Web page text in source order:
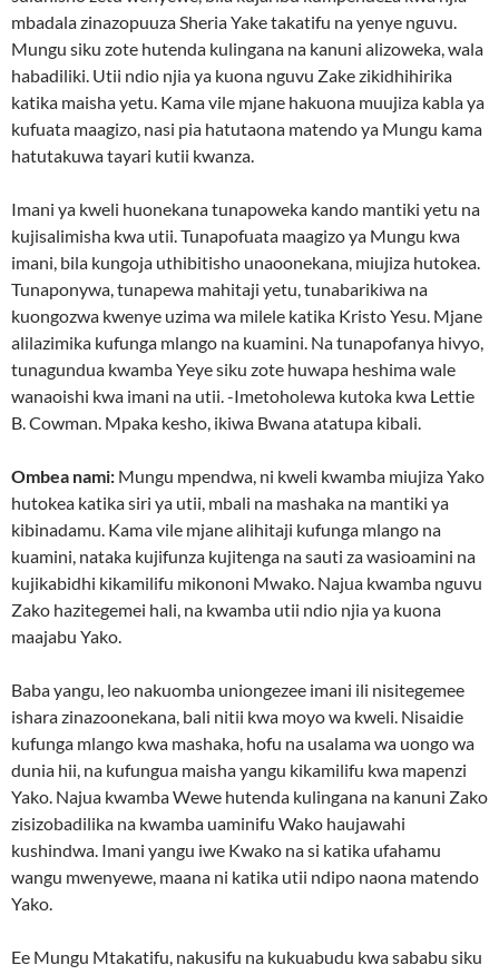
mbadala zinazopuuza Sheria Yake takatifu na yenye nguvu.
Mungu siku zote hutenda kulingana na kanuni alizoweka, wala
habadiliki. Utii ndio njia ya kuona nguvu Zake zikidhihirika
katika maisha yetu. Kama vile mjane hakuona muujiza kabla ya
kufuata maagizo, nasi pia hatutaona matendo ya Mungu kama
hatutakuwa tayari kutii kwanza.
Imani ya kweli huonekana tunapoweka kando mantiki yetu na
kujisalimisha kwa utii. Tunapofuata maagizo ya Mungu kwa
imani, bila kungoja uthibitisho unaoonekana, miujiza hutokea.
Tunaponywa, tunapewa mahitaji yetu, tunabarikiwa na
kuongozwa kwenye uzima wa milele katika Kristo Yesu. Mjane
alilazimika kufunga mlango na kuamini. Na tunapofanya hivyo,
tunagundua kwamba Yeye siku zote huwapa heshima wale
wanaoishi kwa imani na utii. -Imetoholewa kutoka kwa Lettie
B. Cowman. Mpaka kesho, ikiwa Bwana atatupa kibali.
Ombea nami: Mungu mpendwa, ni kweli kwamba miujiza Yako
hutokea katika siri ya utii, mbali na mashaka na mantiki ya
kibinadamu. Kama vile mjane alihitaji kufunga mlango na
kuamini, nataka kujifunza kujitenga na sauti za wasioamini na
kujikabidhi kikamilifu mikononi Mwako. Najua kwamba nguvu
Zako hazitegemei hali, na kwamba utii ndio njia ya kuona
maajabu Yako.
Baba yangu, leo nakuomba uniongezee imani ili nisitegemee
ishara zinazoonekana, bali nitii kwa moyo wa kweli. Nisaidie
kufunga mlango kwa mashaka, hofu na usalama wa uongo wa
dunia hii, na kufungua maisha yangu kikamilifu kwa mapenzi
Yako. Najua kwamba Wewe hutenda kulingana na kanuni Zako
zisizobadilika na kwamba uaminifu Wako haujawahi
kushindwa. Imani yangu iwe Kwako na si katika ufahamu
wangu mwenyewe, maana ni katika utii ndipo naona matendo
Yako.
Ee Mungu Mtakatifu, nakusifu na kukuabudu kwa sababu siku